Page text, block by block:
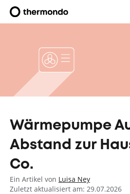
Wärmepumpe
Abstand zur
Co.
Ein Artikel von Luisa Ney
Zuletzt aktualisiert am: 29.07.2026